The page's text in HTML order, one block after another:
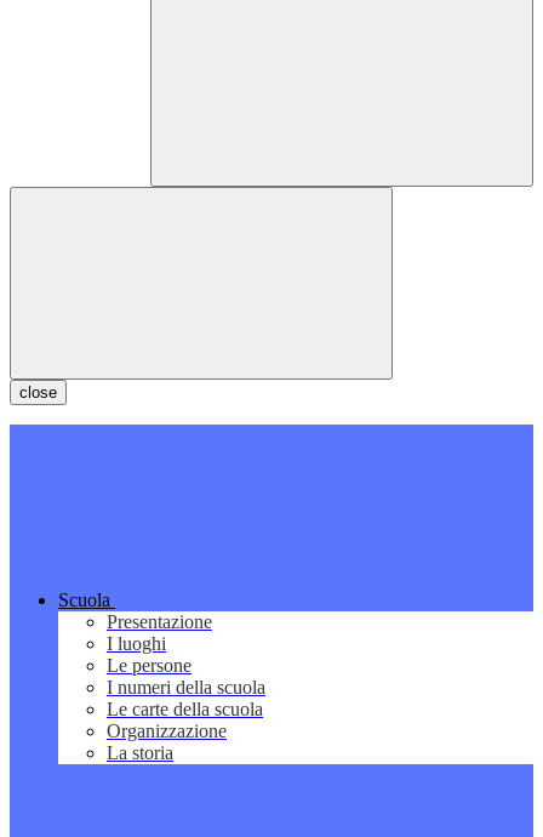
close
Scuola
Presentazione
I luoghi
Le persone
I numeri della scuola
Le carte della scuola
Organizzazione
La storia